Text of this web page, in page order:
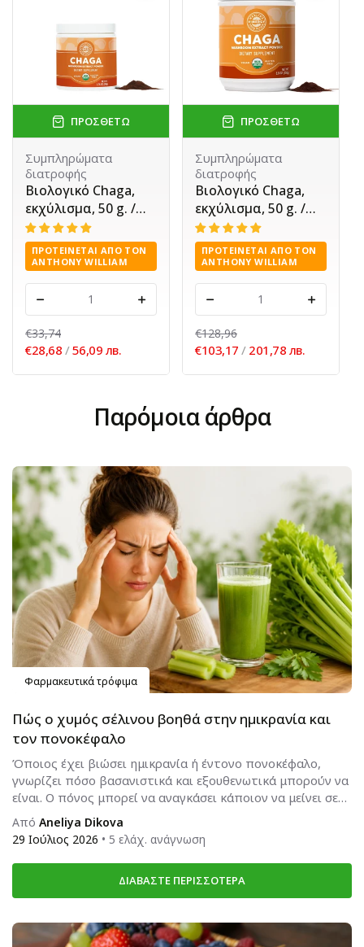
ΠΡΟΣΘΈΤΩ
Συμπληρώματα
διατροφής
Βιολογικό Chaga, 90
κάψουλες
ΠΡΟΤΕΊΝΕΤΑΙ ΑΠΌ ΤΟΝ
ANTHONY WILLIAM
€35,79
€32,21 / 63,00 лв.
ΠΡΟΣΘΈΤΩ
Συμπληρώματα
διατροφής
Βιολογικό Chaga,
εκχύλισμα, 50 g. /
250 g.
ΠΡΟΤΕΊΝΕΤΑΙ ΑΠΌ ΤΟΝ
ANTHONY WILLIAM
€33,74
€28,68 / 56,09 лв.
Παρόμοια άρθρα
Φαρμακευτικά τρόφιμα
Πώς ο χυμός σέλινου βοηθά στην ημικρανία και
τον πονοκέφαλο
Όποιος έχει βιώσει ημικρανία ή έντονο πονοκέφαλο,
γνωρίζει πόσο βασανιστικά και εξουθενωτικά μπορούν να
είναι. Ο πόνος μπορεί να αναγκάσει κάποιον να μείνει σε
ένα...
Από Aneliya Dikova
29 Ιούλιος 2026 • 5 ελάχ. ανάγνωση
ΔΙΑΒΆΣΤΕ ΠΕΡΙΣΣΌΤΕΡΑ